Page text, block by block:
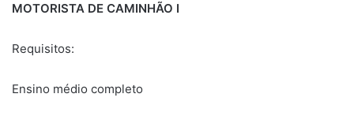
MOTORISTA DE CAMINHÃO I
Requisitos:
Ensino médio completo